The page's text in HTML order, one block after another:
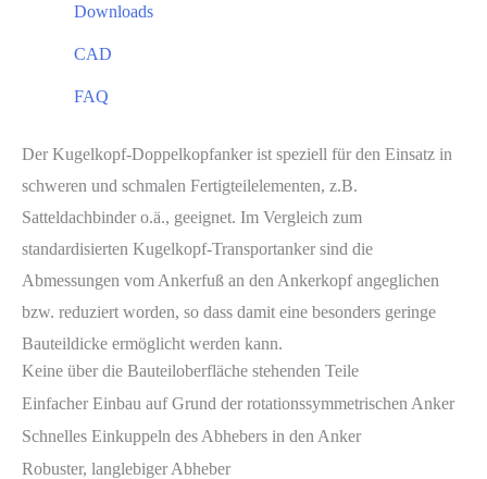
Downloads
CAD
FAQ
Der Kugelkopf-Doppelkopfanker ist speziell für den Einsatz in
schweren und schmalen Fertigteilelementen, z.B.
Satteldachbinder o.ä., geeignet. Im Vergleich zum
standardisierten Kugelkopf-Transportanker sind die
Abmessungen vom Ankerfuß an den Ankerkopf angeglichen
bzw. reduziert worden, so dass damit eine besonders geringe
Bauteildicke ermöglicht werden kann.
Keine über die Bauteiloberfläche stehenden Teile
Einfacher Einbau auf Grund der rotationssymmetrischen Anker
Schnelles Einkuppeln des Abhebers in den Anker
Robuster, langlebiger Abheber